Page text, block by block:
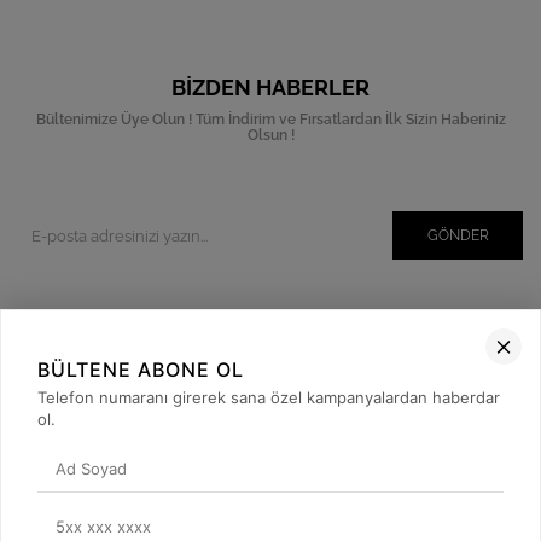
BIZDEN HABERLER
Bültenimize Üye Olun ! Tüm İndirim ve Fırsatlardan İlk Sizin Haberiniz
Olsun !
GÖNDER
Müşteri İlişkileri
Yardım
Kargo Takibi
BÜLTENE ABONE OL
Telefon numaranı girerek sana özel kampanyalardan haberdar
ol.